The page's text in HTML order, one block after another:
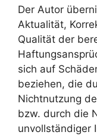
Der Autor
Aktualität,
Qualität der
sich auf
beziehen, die
Nichtnutzung
bzw. durch die
unvollständiger